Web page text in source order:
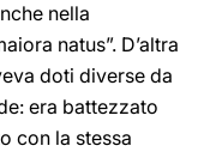
nella
natus”. D’altra
doti diverse da
era battezzato
con la stessa